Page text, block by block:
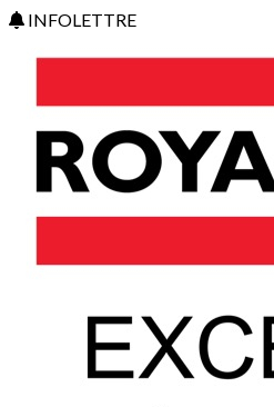
INFOLETTRE